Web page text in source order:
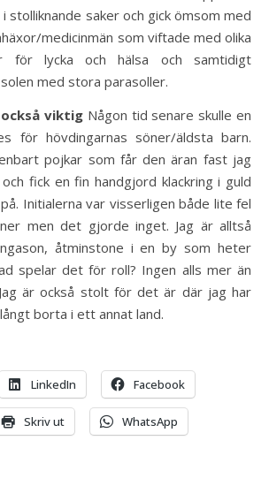
stolliknande saker och gick ömsom med
medicinmän som viftade med olika
för lycka och hälsa och samtidigt
med stora parasoller.
viktig Någon tid senare skulle en
för hövdingarnas söner/äldsta barn.
pojkar som får den äran fast jag
fick en fin handgjord klackring i guld
Initialerna var visserligen både lite fel
men det gjorde inget. Jag är alltså
åtminstone i en by som heter
spelar det för roll? Ingen alls mer än
är också stolt för det är där jag har
borta i ett annat land.
LinkedIn Facebook
Skriv ut WhatsApp